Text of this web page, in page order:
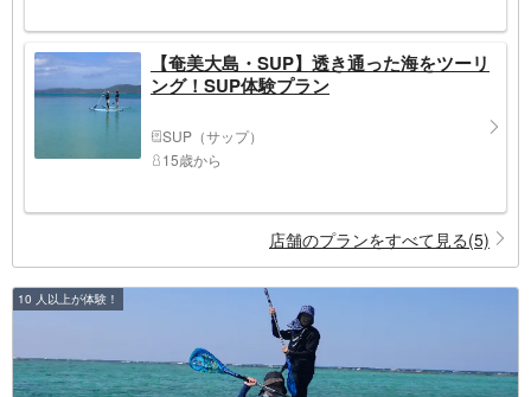
【奄美大島・SUP】透き通った海をツーリ
ング！SUP体験プラン
SUP（サップ）
15歳から
店舗のプランをすべて見る(5)
10 人以上が体験！